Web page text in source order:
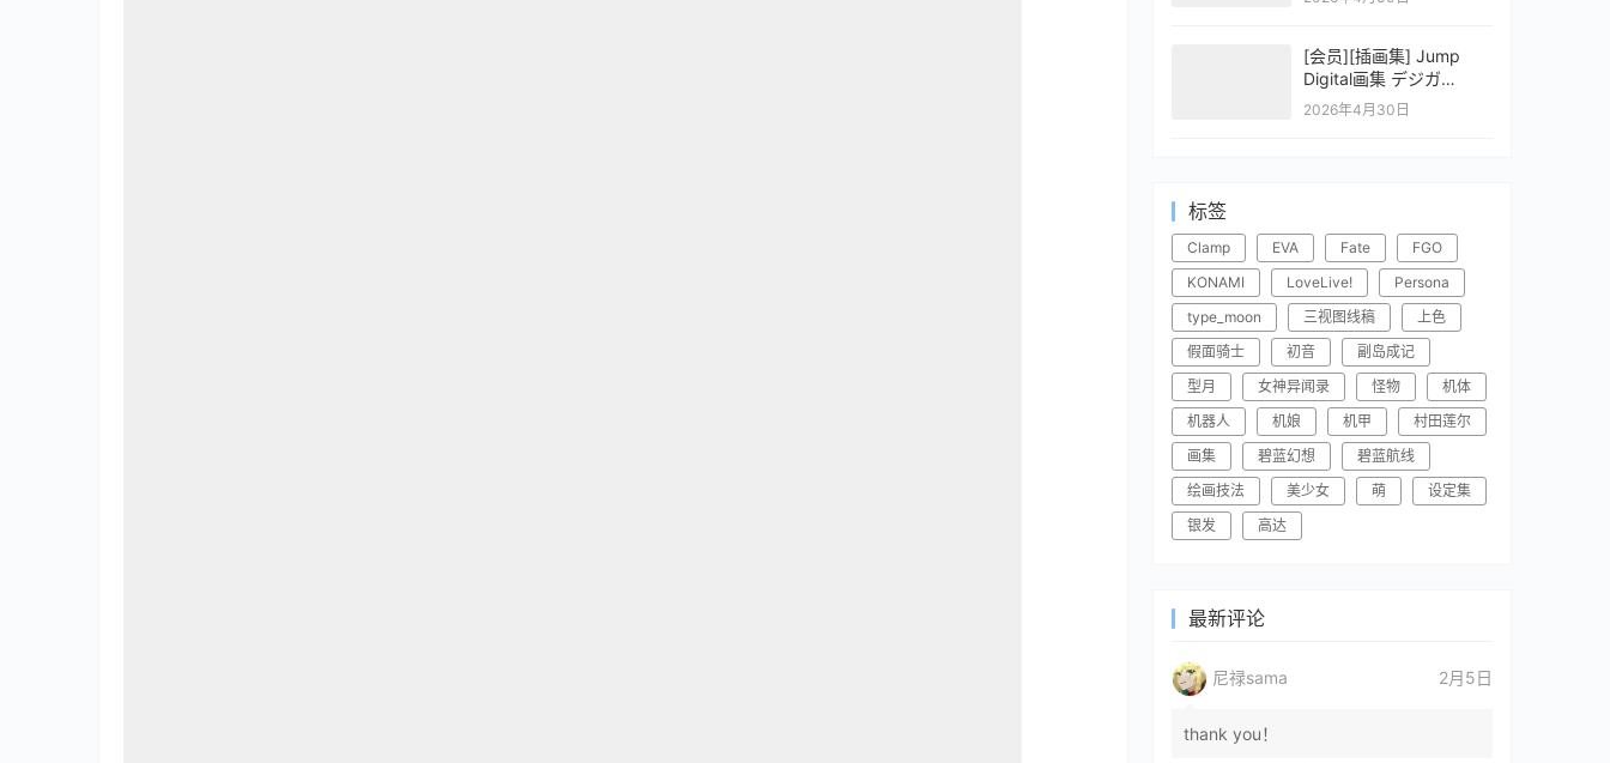
[会员][插画集] Jump
Digital画集 デジガ
CLAYMORE 1
2026年4月30日
标签
Clamp EVA Fate
FGO
KONAMI
LoveLive!
Persona
type_moon
三视图线稿
上色
假面骑士
初音
副岛成记
型月
女神异闻录 怪物
机体
机器人
机娘 机甲
村田莲尔
画集
碧蓝幻想
碧蓝航线
绘画技法
美少女 萌
设定集
银发
高达
最新评论
尼禄sama 2月5日
thank you！